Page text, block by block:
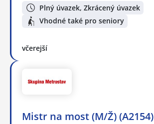
Plný úvazek, Zkrácený úvazek
Vhodné také pro seniory
včerejší
Mistr na most (M/Ž) (A2154)